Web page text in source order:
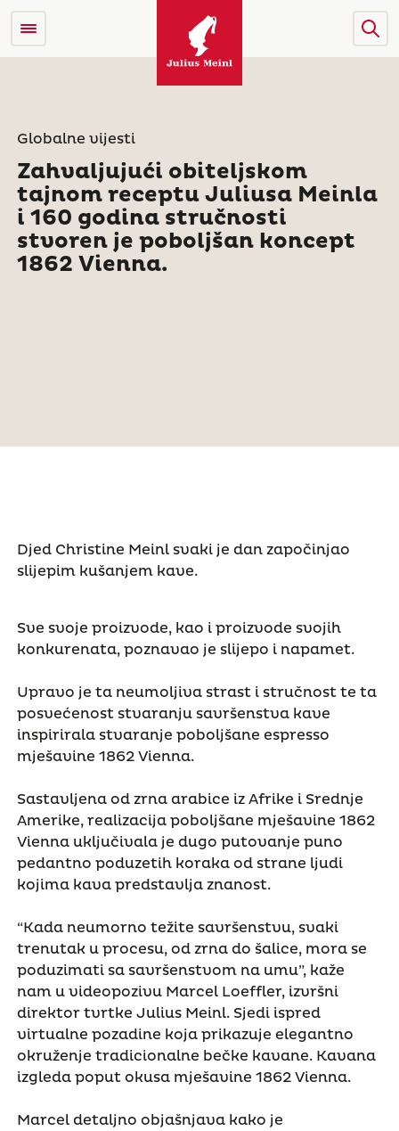
Globalne vijesti
Zahvaljujući obiteljskom
tajnom receptu Juliusa Meinla
i 160 godina stručnosti
stvoren je poboljšan koncept
1862 Vienna.
Djed Christine Meinl svaki je dan započinjao
slijepim kušanjem kave.
Sve svoje proizvode, kao i proizvode svojih
konkurenata, poznavao je slijepo i napamet.
Upravo je ta neumoljiva strast i stručnost te ta
posvećenost stvaranju savršenstva kave
inspirirala stvaranje poboljšane espresso
mješavine 1862 Vienna.
Sastavljena od zrna arabice iz Afrike i Srednje
Amerike, realizacija poboljšane mješavine 1862
Vienna uključivala je dugo putovanje puno
pedantno poduzetih koraka od strane ljudi
kojima kava predstavlja znanost.
“Kada neumorno težite savršenstvu, svaki
trenutak u procesu, od zrna do šalice, mora se
poduzimati sa savršenstvom na umu”, kaže
nam u videopozivu Marcel Loeffler, izvršni
direktor tvrtke Julius Meinl. Sjedi ispred
virtualne pozadine koja prikazuje elegantno
okruženje tradicionalne bečke kavane. Kavana
izgleda poput okusa mješavine 1862 Vienna.
Marcel detaljno objašnjava kako je